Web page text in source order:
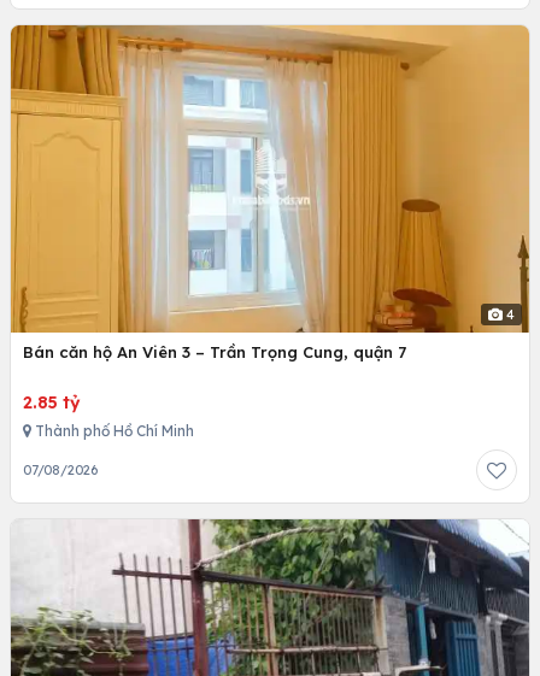
4
Bán căn hộ An Viên 3 – Trần Trọng Cung, quận 7
2.85 tỷ
Thành phố Hồ Chí Minh
07/08/2026